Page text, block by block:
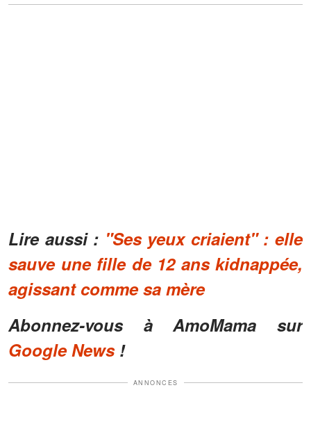
Lire aussi : "Ses yeux criaient" : elle
sauve une fille de 12 ans kidnappée,
agissant comme sa mère
Abonnez-vous à AmoMama sur
Google News!
ANNONCES